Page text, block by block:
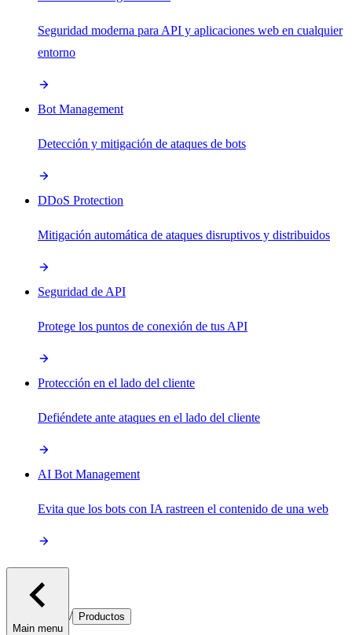
Seguridad moderna para API y aplicaciones web en cualquier
entorno
Bot Management
Detección y mitigación de ataques de bots
DDoS Protection
Mitigación automática de ataques disruptivos y distribuidos
Seguridad de API
Protege los puntos de conexión de tus API
Protección en el lado del cliente
Defiéndete ante ataques en el lado del cliente
AI Bot Management
Evita que los bots con IA rastreen el contenido de una web
Main menu
/ Productos